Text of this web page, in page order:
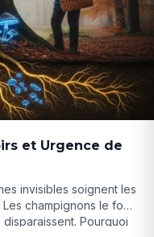
et Urgence de
invisibles soignent les
champignons le font
Pourquoi